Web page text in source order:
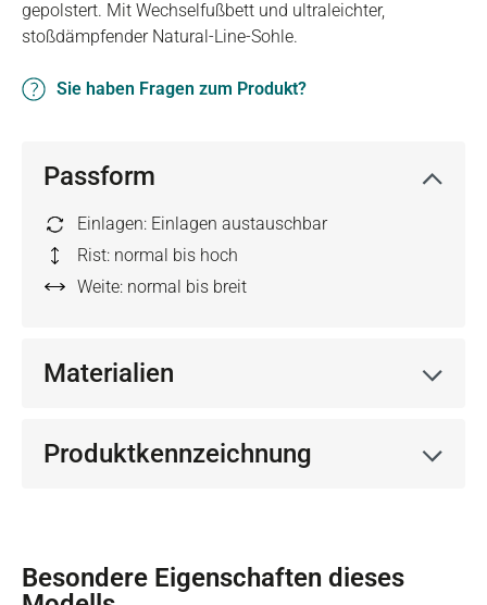
gepolstert. Mit Wechselfußbett und ultraleichter,
stoßdämpfender Natural-Line-Sohle.
Sie haben Fragen zum Produkt?
Passform
Einlagen: Einlagen austauschbar
Rist: normal bis hoch
Weite: normal bis breit
Materialien
Produktkennzeichnung
Besondere Eigenschaften dieses